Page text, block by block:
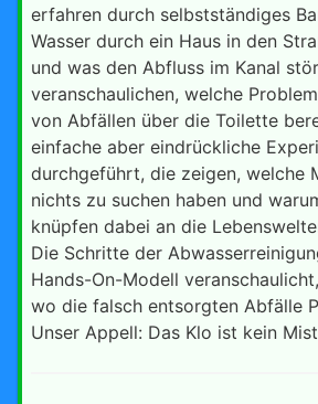
erfahren durch selbstständiges
Wasser durch ein Haus in den
und was den Abfluss im Kanal
veranschaulichen, welche
von Abfällen über die Toilette
einfache aber eindrückliche
durchgeführt, die zeigen, welche
nichts zu suchen haben und
knüpfen dabei an die
Die Schritte der
Hands-On-Modell
wo die falsch entsorgten Abfälle
Unser Appell: Das Klo ist kein